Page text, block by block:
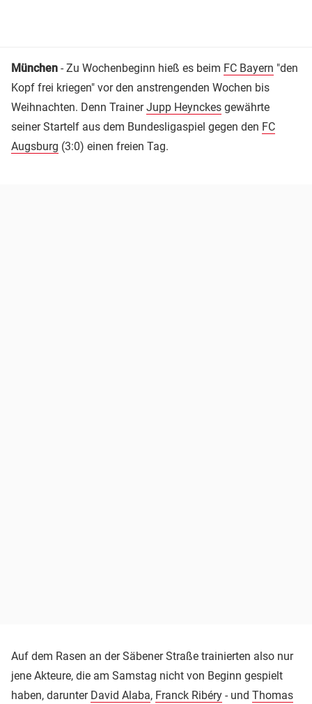
München - Zu Wochenbeginn hieß es beim FC Bayern "den
Kopf frei kriegen" vor den anstrengenden Wochen bis
Weihnachten. Denn TrainerJupp Heynckes gewährte
seiner Startelf aus dem Bundesligaspiel gegen den FC
Augsburg (3:0) einen freien Tag.
Auf dem Rasen an der Säbener Straße trainierten also nur
jene Akteure, die am Samstag nicht von Beginn gespielt
haben, darunter David Alaba, Franck Ribéry - und Thomas